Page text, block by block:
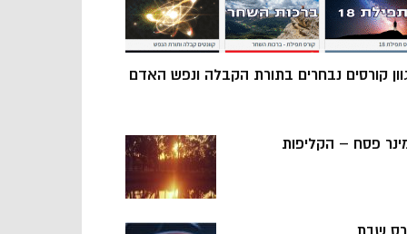
קורסים נבחרים בתורת הקבלה ונפש האדם
פסח – הקליפות